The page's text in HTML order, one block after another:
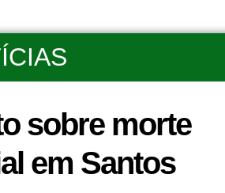
sobre morte
em Santos